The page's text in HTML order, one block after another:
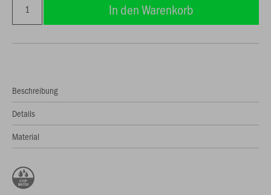
In den Warenkorb
Beschreibung
Details
Material